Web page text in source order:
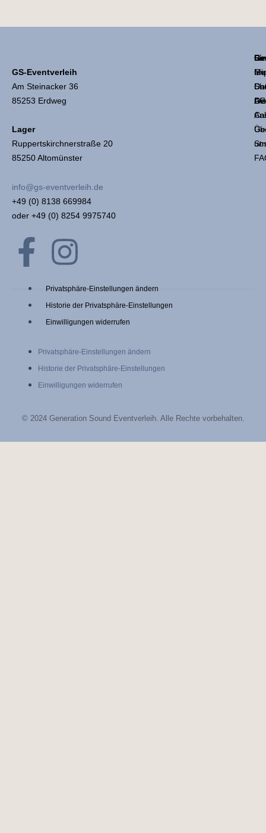
GS-Eventverleih
Am Steinacker 36
85253 Erdweg
Lager
Ruppertskirchnerstraße 20
85250 Altomünster
info@gs-eventverleih.de
+49 (0) 8138 669984
oder +49 (0) 8254 9975740
F
a
c
e
b
o
I
n
s
t
a
g
r
© 2024 Generation Sound Eventverleih. Alle Rechte vorbehalten.
Privatsphäre-Einstellungen ändern
Historie der Privatsphäre-Einstellungen
Einwilligungen widerrufen
Privatsphäre-Einstellungen ändern
Historie der Privatsphäre-Einstellungen
Einwilligungen widerrufen